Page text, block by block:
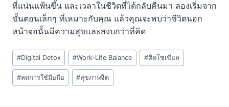
ที่แน่นแฟ้นขึ้น และเวลาในชีวิตที่ได้กลับคืนมา ลองเริ่มจาก
ขั้นตอนเล็กๆ ที่เหมาะกับคุณ แล้วคุณจะพบว่าชีวิตนอก
หน้าจอนั้นมีความสุขและสงบกว่าที่คิด
Post
Tags:
#Digital Detox #Work-Life Balance #ติดโซเชียล
#ลดการใช้มือถือ #สุขภาพจิต